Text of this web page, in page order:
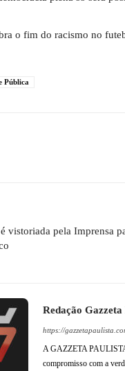
o fim do racismo no
Pública
vistoriada pela Imprensa
Redação
https://
A GAZZETA
compromisso com a